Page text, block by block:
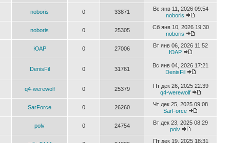
noboris 0 33871
Вс янв 11, 2026 09:54
noboris
noboris 0 25305
Сб янв 10, 2026 19:30
noboris
ЮАР 0 27006
Вт янв 06, 2026 11:52
ЮАР
DenisFil 0 31761
Вс янв 04, 2026 17:21
DenisFil
q4-werewolf 0 25379
Пт дек 26, 2025 22:39
q4-werewolf
SarForce 0 26260
Чт дек 25, 2025 09:08
SarForce
polv 0 24754
Вт дек 23, 2025 08:29
polv
Пт дек 19, 2025 18:31